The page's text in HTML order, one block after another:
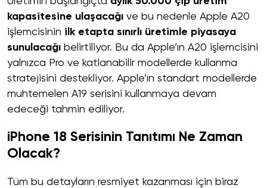
kapasitesine ulaşacağı ve bu nedenle Apple A20
işlemcisinin ilk etapta sınırlı üretimle piyasaya
sunulacağı belirtiliyor. Bu da Apple’ın A20 işlemcisini
yalnızca Pro ve katlanabilir modellerde kullanma
stratejisini destekliyor. Apple’ın standart modellerde
muhtemelen A19 serisini kullanmaya devam
edeceği tahmin ediliyor.
iPhone 18 Serisinin Tanıtımı Ne Zaman
Olacak?
Tüm bu detayların resmiyet kazanması için biraz